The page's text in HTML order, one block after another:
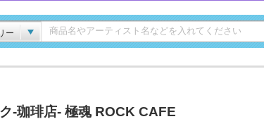
ー
-珈琲店- 極魂 ROCK CAFE